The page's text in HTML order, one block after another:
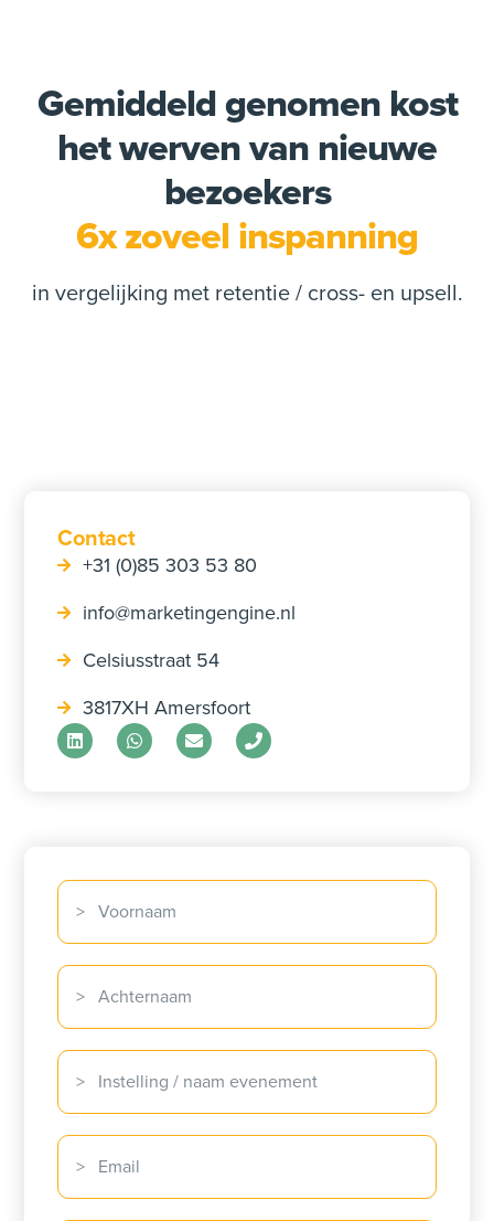
Gemiddeld genomen kost
het werven van nieuwe
bezoekers
6x zoveel inspanning
in vergelijking met retentie / cross- en upsell.
Contact
+31 (0)85 303 53 80‬
info@marketingengine.nl
Celsiusstraat 54
3817XH Amersfoort